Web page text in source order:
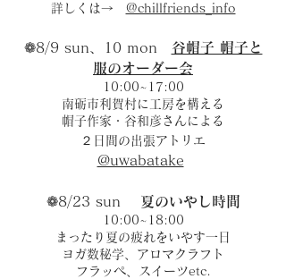
詳しくは→ @chillfriends_info
❁8/9 sun、10 mon 谷帽子 帽子と
服のオーダー会
10:00~17:00
南砺市利賀村に工房を構える
帽子作家・谷和彦さんによる
２日間の出張アトリエ​​​​
@uwabatake
❁8/23 sun 夏のいやし時間
10:00~18:00
まったり夏の疲れをいやす一日
ヨガ数秘学、アロマクラフト
フラッペ、スイーツetc.